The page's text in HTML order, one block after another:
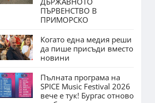
ПЪРВЕНСТВО В
ПРИМОРСКО
Когато една медия реши
да пише присъди вместо
новини
Пълната програма на
SPICE Music Festival 2026
вече е тук! Бургас отново